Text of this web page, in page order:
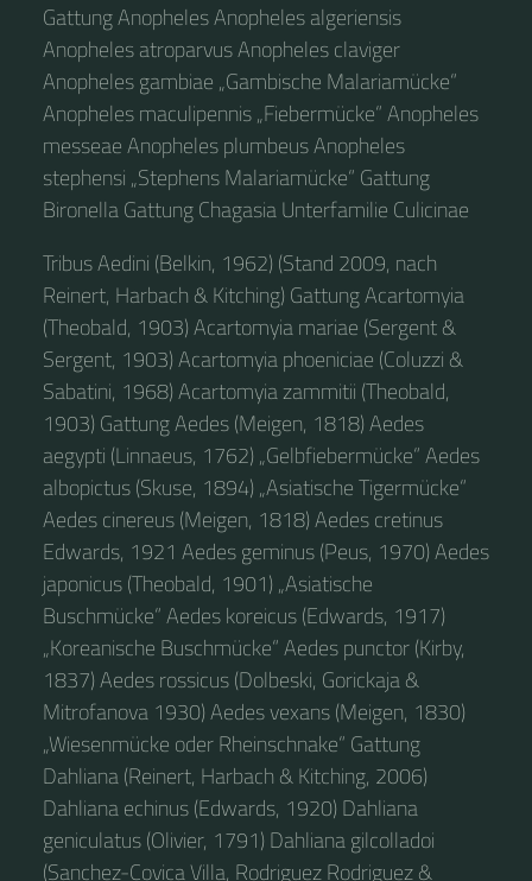
Gattung Anopheles Anopheles algeriensis
Anopheles atroparvus Anopheles claviger
Anopheles gambiae „Gambische Malariamücke“
Anopheles maculipennis „Fiebermücke“ Anopheles
messeae Anopheles plumbeus Anopheles
stephensi „Stephens Malariamücke“ Gattung
Bironella Gattung Chagasia Unterfamilie Culicinae
Tribus Aedini (Belkin, 1962) (Stand 2009, nach
Reinert, Harbach & Kitching) Gattung Acartomyia
(Theobald, 1903) Acartomyia mariae (Sergent &
Sergent, 1903) Acartomyia phoeniciae (Coluzzi &
Sabatini, 1968) Acartomyia zammitii (Theobald,
1903) Gattung Aedes (Meigen, 1818) Aedes
aegypti (Linnaeus, 1762) „Gelbfiebermücke“ Aedes
albopictus (Skuse, 1894) „Asiatische Tigermücke“
Aedes cinereus (Meigen, 1818) Aedes cretinus
Edwards, 1921 Aedes geminus (Peus, 1970) Aedes
japonicus (Theobald, 1901) „Asiatische
Buschmücke“ Aedes koreicus (Edwards, 1917)
„Koreanische Buschmücke“ Aedes punctor (Kirby,
1837) Aedes rossicus (Dolbeski, Gorickaja &
Mitrofanova 1930) Aedes vexans (Meigen, 1830)
„Wiesenmücke oder Rheinschnake“ Gattung
Dahliana (Reinert, Harbach & Kitching, 2006)
Dahliana echinus (Edwards, 1920) Dahliana
geniculatus (Olivier, 1791) Dahliana gilcolladoi
(Sanchez-Covica Villa, Rodriguez Rodriguez &